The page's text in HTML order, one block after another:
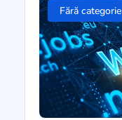
Fără categorie